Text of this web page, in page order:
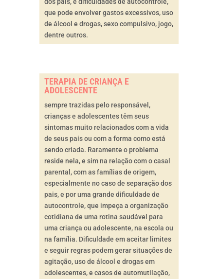
que pode envolver gastos excessivos, uso
de álcool e drogas, sexo compulsivo, jogo,
dentre outros.
TERAPIA DE CRIANÇA E
ADOLESCENTE
sempre trazidas pelo responsável,
crianças e adolescentes têm seus
sintomas muito relacionados com a vida
de seus pais ou com a forma como está
sendo criada. Raramente o problema
reside nela, e sim na relação com o casal
parental, com as famílias de origem,
especialmente no caso de separação dos
pais, e por uma grande dificuldade de
autocontrole, que impeça a organização
cotidiana de uma rotina saudável para
uma criança ou adolescente, na escola ou
na família. Dificuldade em aceitar limites
e seguir regras podem gerar situações de
agitação, uso de álcool e drogas em
adolescentes, e casos de automutilação,